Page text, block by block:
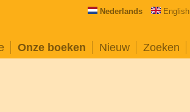
Nederlands English
Onze boeken Nieuw Zoeken